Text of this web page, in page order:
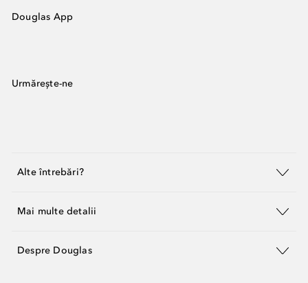
Douglas App
Urmărește-ne
Alte întrebări?
Mai multe detalii
Despre Douglas